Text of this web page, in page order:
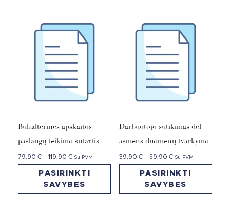
Buhalterinės apskaitos
paslaugų teikimo sutartis
79,90€ – 119,90€ Su PVM
PASIRINKTI
SAVYBES
Darbuotojo sutikimas dėl
asmens duomenų tvarkymo
39,90€ – 59,90€ Su PVM
PASIRINKTI
SAVYBES